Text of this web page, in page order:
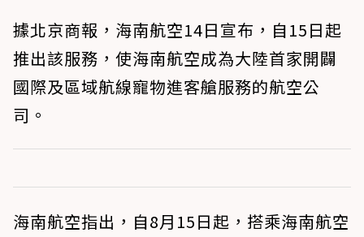
據北京商報，海南航空14日宣布，自15日起
推出該服務，使海南航空成為大陸首家開闢
國際及區域航線寵物進客艙服務的航空公
司。
海南航空指出，自8月15日起，搭乘海南航空